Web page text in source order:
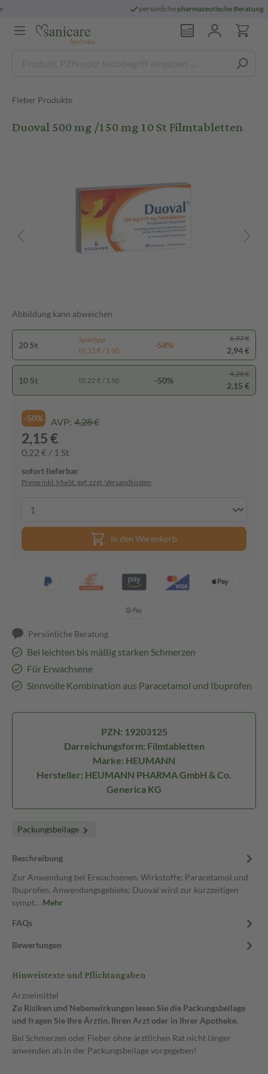
pharmazeutische Beratung
Fieber Produkte
Duoval 500 mg /150 mg 10 St Filmtabletten
Abbildung kann abweichen
20 St
Spartipp
(0,15 € / 1 St)
-58%
6,97 €
2,94 €
10 St (0,22 € / 1 St) -50%
4,28 €
2,15 €
-50% AVP: 4,28 €
2,15 €
0,22 € / 1 St
sofort lieferbar
Preise inkl. MwSt. ggf. zzgl. Versandkosten
In den Warenkorb
Persönliche Beratung
Bei leichten bis mäßig starken Schmerzen
Für Erwachsene
Sinnvolle Kombination aus Paracetamol und Ibuprofen
PZN: 19203125
Darreichungsform: Filmtabletten
Marke: HEUMANN
Hersteller: HEUMANN PHARMA GmbH & Co.
Generica KG
Packungsbeilage
Beschreibung
Zur Anwendung bei Erwachsenen. Wirkstoffe: Paracetamol und
Ibuprofen. Anwendungsgebiete: Duoval wird zur kurzzeitigen
sympt… Mehr
FAQs
Bewertungen
Hinweistexte und Pflichtangaben
Arzneimittel
Zu Risiken und Nebenwirkungen lesen Sie die Packungsbeilage
und fragen Sie Ihre Ärztin, Ihren Arzt oder in Ihrer Apotheke.
Bei Schmerzen oder Fieber ohne ärztlichen Rat nicht länger
anwenden als in der Packungsbeilage vorgegeben!